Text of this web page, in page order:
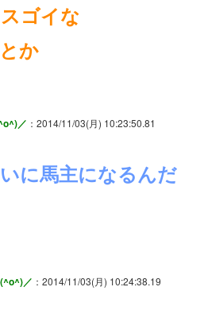
ゴイな
か
／ ：2014/11/03(月) 10:23:50.81
に馬主になるんだ
／ ：2014/11/03(月) 10:24:38.19